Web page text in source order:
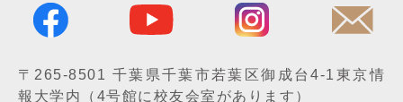
〒265-8501 千葉県千葉市若葉区御成台4-1 東京情
報大学内
（4号館に校友会室があります）